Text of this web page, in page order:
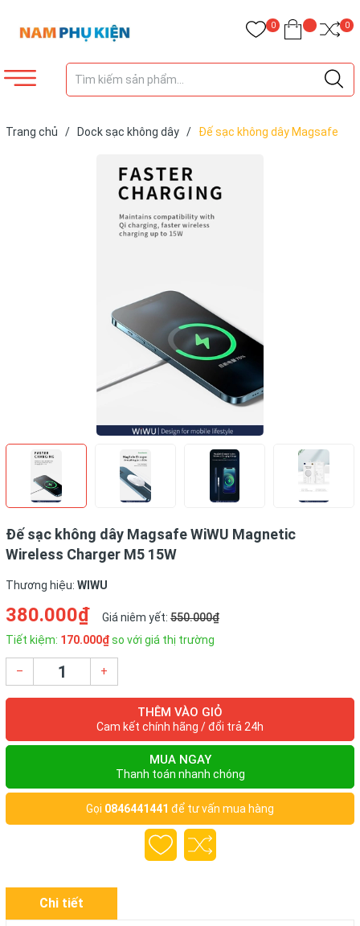
0 0
Trang chủ / Dock sạc không dây /
Đế sạc không dây Magsafe
Đế sạc không dây Magsafe WiWU Magnetic
Wireless Charger M5 15W
Thương hiệu: WIWU
380.000₫ Giá niêm yết: 550.000₫
Tiết kiệm: 170.000₫so với giá thị trường
– +
THÊM VÀO GIỎ
Cam kết chính hãng / đổi trả 24h
MUA NGAY
Thanh toán nhanh chóng
Gọi 0846441441 để tư vấn mua hàng
Chi tiết